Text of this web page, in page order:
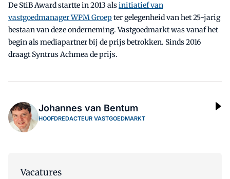
De StiB Award startte in 2013 alsinitiatief van
vastgoedmanager WPM Groep ter gelegenheid van het 25-jarig
bestaan van deze onderneming. Vastgoedmarkt was vanaf het
begin als mediapartner bij de prijs betrokken. Sinds 2016
draagt Syntrus Achmea de prijs.
Johannes van Bentum
HOOFDREDACTEUR VASTGOEDMARKT
Vacatures